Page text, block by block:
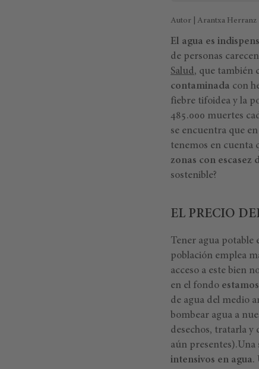
Autor | Arantxa Herranz
El agua es
de personas
Salud, que también
contaminada con
fiebre tifoidea y la
485.000 muertes
se encuentra que
tenemos en cuenta
zonas con escasez
sostenible?
EL PRECIO
Tener agua potable
población emplea
acceso a este bien
en el fondo
de agua del medio
bombear agua a
desechos, tratarla y
aún presentes).Una
intensivos en agua.